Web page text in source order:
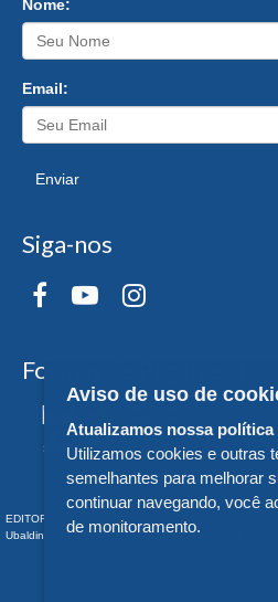
Nome:
Email:
Enviar
Siga-nos
Formas de Pagamento
EDITORA DA UNIVERSIDADE FEDERAL DO
Ubaldino do Amaral, 321 - Alto da Glória - - PR
Aviso de uso de
Atualizamos nossa política
Utilizamos cookies e outras
semelhantes para melhorar
continuar navegando, você
de monitoramento.